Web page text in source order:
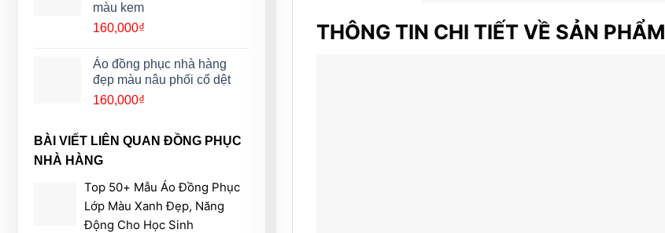
màu kem
160,000₫
Áo đồng phục nhà hàng
đẹp màu nâu phối cổ dệt
160,000₫
BÀI VIẾT LIÊN QUAN ĐỒNG PHỤC
NHÀ HÀNG
Top 50+ Mẫu Áo Đồng Phục
Lớp Màu Xanh Đẹp, Năng
Động Cho Học Sinh
THÔNG TIN CHI TIẾT VỀ SẢN PHẨM